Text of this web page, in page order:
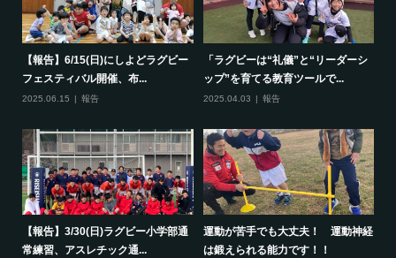
【報告】6/15(日)にしよどラグビー
フェスティバル開催、布...
2025.06.15 報告
「ラグビーは“礼儀”と“リーダーシ
ップ”を育てる教育ツールで...
2025.04.03 報告
【報告】3/30(日)ラグビー小学部通
常練習、アスレチック通...
運動が苦手でも大丈夫！ 運動神経
は鍛えられる能力です！！